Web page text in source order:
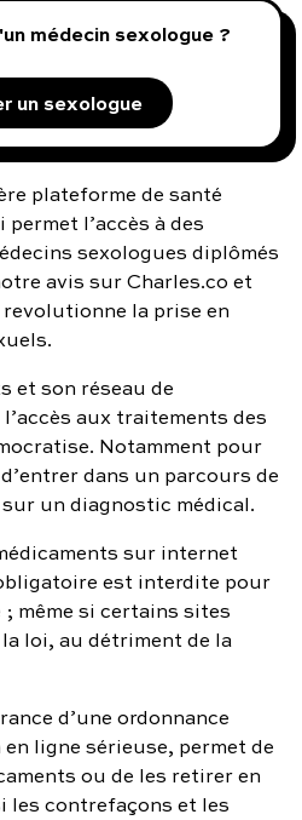
:
médecin
:
médecin sexologue ?
un sexologue
plateforme de santé
l’accès à des
sexologues diplômés
avis sur Charles.co et
la prise en
et son réseau de
aux traitements des
Notamment pour
dans un parcours de
un diagnostic médical.
sur internet
est interdite pour
même si certains sites
loi, au détriment de la
d’une ordonnance
ligne sérieuse, permet de
ou de les retirer en
les contrefaçons et les